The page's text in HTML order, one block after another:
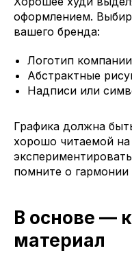
оформлением.
вашего бренда:
Логотип
Абстрактные
Надписи или
Графика должна
хорошо читаемой
помните о гармонии
В основе —
материал